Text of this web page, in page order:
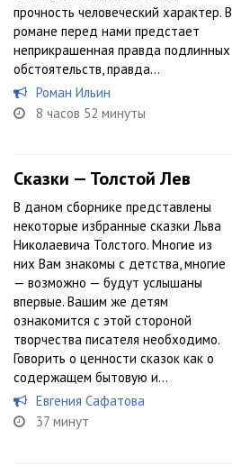
прочность человеческий характер. В
романе перед нами предстает
неприкрашенная правда подлинных
обстоятельств, правда...
Роман Ильин
8 часов 52 минуты
Сказки — Толстой Лев
В даном сборнике представлены
некоторые избранные сказки Льва
Николаевича Толстого. Многие из
них Вам знакомы с детства, многие
— возможно — будут услышаны
впервые. Вашим же детям
ознакомится с этой стороной
творчества писателя необходимо.
Говорить о ценности сказок как о
содержащем бытовую и...
Евгения Сафатова
37 минут